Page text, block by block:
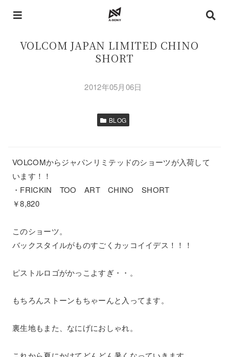
VOLCOM JAPAN LIMITED CHINO
SHORT
2012年05月06日
BLOG
VOLCOMからジャパンリミテッドのショーツが入荷して
います！！
・FRICKIN TOO ART CHINO SHORT
￥8,820
このショーツ。
バックスタイルがものすごくカッコイイデス！！！
ピストルロゴがかっこよすぎ・・。
もちろんストーンもちゃーんと入ってます。
裏生地もまた、なにげにおしゃれ。